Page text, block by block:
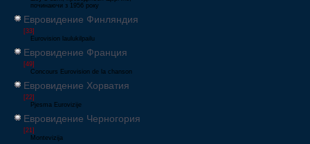
починаючи з 1956 року
Евровидение Финляндия
[33]
Eurovision laulukilpailu
Евровидение Франция
[49]
Concours Eurovision de la chanson
Евровидение Хорватия
[22]
Pjesma Eurovizije
Евровидение Черногория
[21]
Montevizija